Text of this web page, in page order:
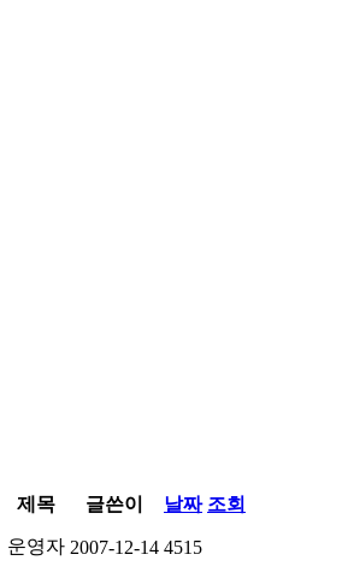
제목 글쓴이 날짜 조회
운영자 2007-12-14 4515